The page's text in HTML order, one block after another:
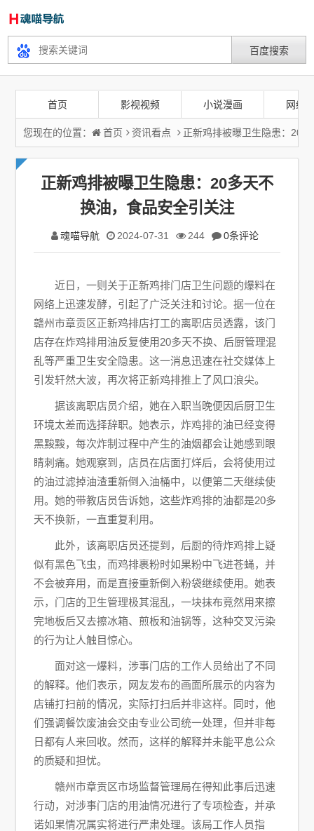
首页 影视视频 小说漫画 网络
您现在的位置： 首页 资讯看点 正新鸡排被曝卫生隐患：20
正新鸡排被曝卫生隐患：20多天不
换油，食品安全引关注
魂喵导航 2024-07-31 244 0条评论
近日，一则关于正新鸡排门店卫生问题的爆料在
网络上迅速发酵，引起了广泛关注和讨论。据一位在
赣州市章贡区正新鸡排店打工的离职店员透露，该门
店存在炸鸡排用油反复使用20多天不换、后厨管理混
乱等严重卫生安全隐患。这一消息迅速在社交媒体上
引发轩然大波，再次将正新鸡排推上了风口浪尖。
据该离职店员介绍，她在入职当晚便因后厨卫生
环境太差而选择辞职。她表示，炸鸡排的油已经变得
黑黢黢，每次炸制过程中产生的油烟都会让她感到眼
睛刺痛。她观察到，店员在店面打烊后，会将使用过
的油过滤掉油渣重新倒入油桶中，以便第二天继续使
用。她的带教店员告诉她，这些炸鸡排的油都是20多
天不换新，一直重复利用。
此外，该离职店员还提到，后厨的待炸鸡排上疑
似有黑色飞虫，而鸡排裹粉时如果粉中飞进苍蝇，并
不会被弃用，而是直接重新倒入粉袋继续使用。她表
示，门店的卫生管理极其混乱，一块抹布竟然用来擦
完地板后又去擦冰箱、煎板和油锅等，这种交叉污染
的行为让人触目惊心。
面对这一爆料，涉事门店的工作人员给出了不同
的解释。他们表示，网友发布的画面所展示的内容为
店铺打扫前的情况，实际打扫后并非这样。同时，他
们强调餐饮废油会交由专业公司统一处理，但并非每
日都有人来回收。然而，这样的解释并未能平息公众
的质疑和担忧。
赣州市章贡区市场监督管理局在得知此事后迅速
行动，对涉事门店的用油情况进行了专项检查，并承
诺如果情况属实将进行严肃处理。该局工作人员指